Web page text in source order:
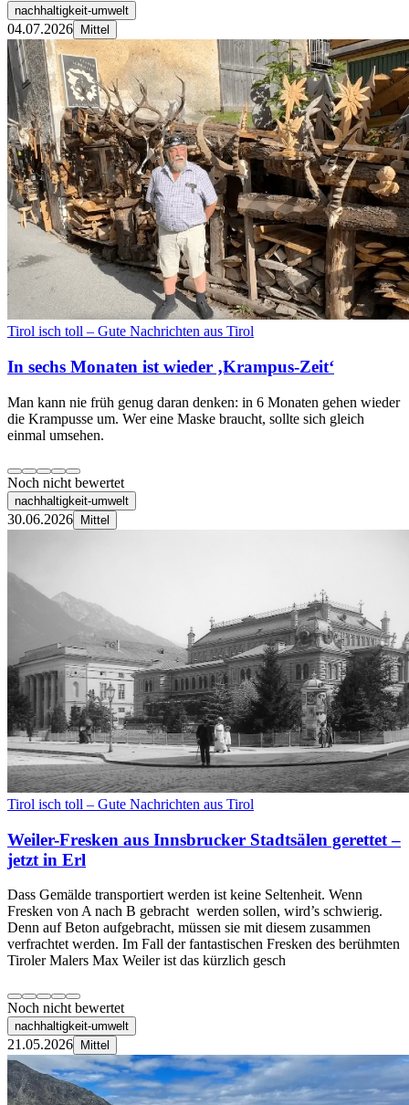
nachhaltigkeit-umwelt
04.07.2026 Mittel
Tirol isch toll – Gute Nachrichten aus Tirol
In sechs Monaten ist wieder ‚Krampus-Zeit‘
Man kann nie früh genug daran denken: in 6 Monaten gehen wieder
die Krampusse um. Wer eine Maske braucht, sollte sich gleich
einmal umsehen.
Noch nicht bewertet
nachhaltigkeit-umwelt
30.06.2026 Mittel
Tirol isch toll – Gute Nachrichten aus Tirol
Weiler-Fresken aus Innsbrucker Stadtsälen gerettet –
jetzt in Erl
Dass Gemälde transportiert werden ist keine Seltenheit. Wenn
Fresken von A nach B gebracht werden sollen, wird’s schwierig.
Denn auf Beton aufgebracht, müssen sie mit diesem zusammen
verfrachtet werden. Im Fall der fantastischen Fresken des berühmten
Tiroler Malers Max Weiler ist das kürzlich gesch
Noch nicht bewertet
nachhaltigkeit-umwelt
21.05.2026 Mittel